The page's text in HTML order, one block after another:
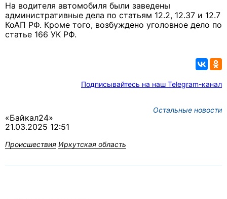
На водителя автомобиля были заведены
административные дела по статьям 12.2, 12.37 и 12.7
КоАП РФ. Кроме того, возбуждено уголовное дело по
статье 166 УК РФ.
Подписывайтесь на наш Telegram-канал
Остальные новости
«Байкал24»
21.03.2025 12:51
Происшествия Иркутская область